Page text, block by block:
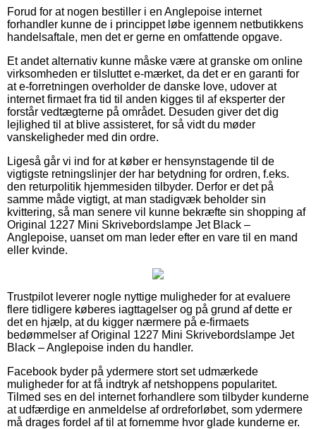
Forud for at nogen bestiller i en Anglepoise internet
forhandler kunne de i princippet løbe igennem netbutikkens
handelsaftale, men det er gerne en omfattende opgave.
Et andet alternativ kunne måske være at granske om online
virksomheden er tilsluttet e-mærket, da det er en garanti for
at e-forretningen overholder de danske love, udover at
internet firmaet fra tid til anden kigges til af eksperter der
forstår vedtægterne på området. Desuden giver det dig
lejlighed til at blive assisteret, for så vidt du møder
vanskeligheder med din ordre.
Ligeså går vi ind for at køber er hensynstagende til de
vigtigste retningslinjer der har betydning for ordren, f.eks.
den returpolitik hjemmesiden tilbyder. Derfor er det på
samme måde vigtigt, at man stadigvæk beholder sin
kvittering, så man senere vil kunne bekræfte sin shopping af
Original 1227 Mini Skrivebordslampe Jet Black –
Anglepoise, uanset om man leder efter en vare til en mand
eller kvinde.
Trustpilot leverer nogle nyttige muligheder for at evaluere
flere tidligere køberes iagttagelser og på grund af dette er
det en hjælp, at du kigger nærmere på e-firmaets
bedømmelser af Original 1227 Mini Skrivebordslampe Jet
Black – Anglepoise inden du handler.
Facebook byder på ydermere stort set udmærkede
muligheder for at få indtryk af netshoppens popularitet.
Tilmed ses en del internet forhandlere som tilbyder kunderne
at udfærdige en anmeldelse af ordreforløbet, som ydermere
må drages fordel af til at fornemme hvor glade kunderne er.